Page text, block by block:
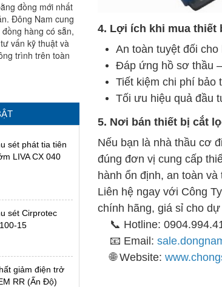
4. Lợi ích khi mua thiết
An toàn tuyệt đối cho
Đáp ứng hồ sơ thầu
Tiết kiệm chi phí bảo
Tối ưu hiệu quả đầu
5. Nơi bán thiết bị cắt
Nếu bạn là nhà thầu cơ
đúng đơn vị cung cấp
hành ổn định, an toàn
Liên hệ ngay với Công
chính hãng, giá sỉ cho dự
📞 Hotline:
📧 Email:
🌐 Website:
đồng mới nhất
Đông Nam cung
hàng có sẵn,
vấn kỹ thuật và
trình trên toàn
sét phát tia tiên
LIVA CX 040
sét Cirprotec
15
giảm điện trở
RR (Ấn Độ)